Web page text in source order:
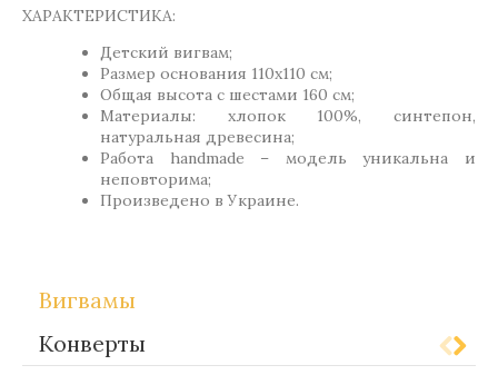
ХАРАКТЕРИСТИКА:
Детский вигвам;
Размер основания 110х110 см;
Общая высота с шестами 160 см;
Материалы: хлопок 100%, синтепон,
натуральная древесина;
Работа handmade – модель уникальна и
неповторима;
Произведено в Украине.
Вигвамы
Конверты